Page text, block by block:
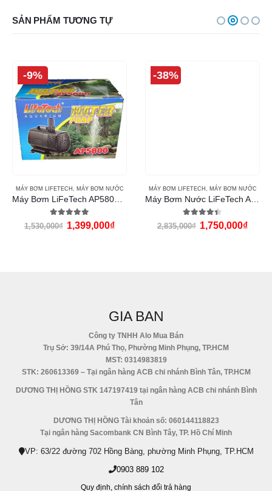
SẢN PHẨM TƯƠNG TỰ
-9%
MÁY BƠM LIFETECH MÁY BƠM NƯỚC
5.00 out of 5
1,530,000₫ 1,399,000₫
-38%
MÁY BƠM LIFETECH MÁY BƠM NƯỚC
4.33 out of 5
2,835,000₫ 1,750,000₫
GIA BAN
Công ty TNHH Alo Mua Bán
Trụ Sở: 39/14A Phú Thọ, Phường Minh Phụng, TP.HCM
MST: 0314983819
STK: 260613369 – Tại ngân hàng ACB chi nhánh Bình Tân, TP.HCM
DƯƠNG THỊ HỒNG STK 147197419 tại ngân hàng ACB chi nhánh Bình
Tân
DƯƠNG THỊ HỒNG Tài khoản số: 060144118823
Tại ngân hàng Sacombank CN Bình Tây, TP. Hồ Chí Minh
VP: 63/22 đường 702 Hồng Bàng, phường Minh Phụng, TP.HCM
0903 889 102
Quy định, chính sách đổi trả hàng